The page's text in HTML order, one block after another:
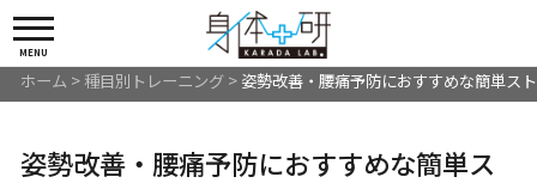
MENU
ホーム > 種目別トレーニング> 姿勢改善・腰痛予防におすすめな簡単ス
姿勢改善・腰痛予防におすすめな簡単ス